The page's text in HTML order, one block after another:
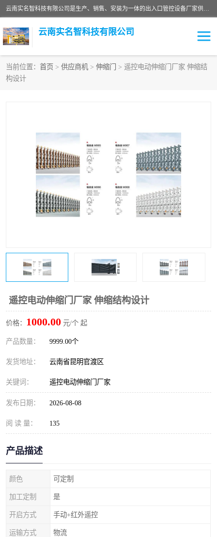
云南实名智科技有限公司是生产、销售、安装为一体的出入口管控设备厂家供应商。主营:电动伸缩门、道闸、广告道闸、重型空降闸、车牌识别、门禁通道、升降柱、岗亭、旗杆等智能设备。主营产品: 电动伸缩门,道闸门禁,车牌识别 生产、销售、安装为一体的出入口管控设备厂家源头供应商。
云南实名智科技有限公司
当前位置： 首页 > 供应商机 > 伸缩门
> 遥控电动伸缩门厂家 伸缩结
构设计
遥控电动伸缩门厂家 伸缩结构设计
价格： 1000.00 元/个 起
产品数量： 9999.00个
发货地址： 云南省昆明官渡区
关键词： 遥控电动伸缩门厂家
发布日期： 2026-08-08
阅 读 量： 135
产品描述
颜色 可定制
加工定制 是
开启方式 手动+红外遥控
运输方式 物流
车牌识别门系列
升降门系列 通道闸系列
小门系列 伸缩门